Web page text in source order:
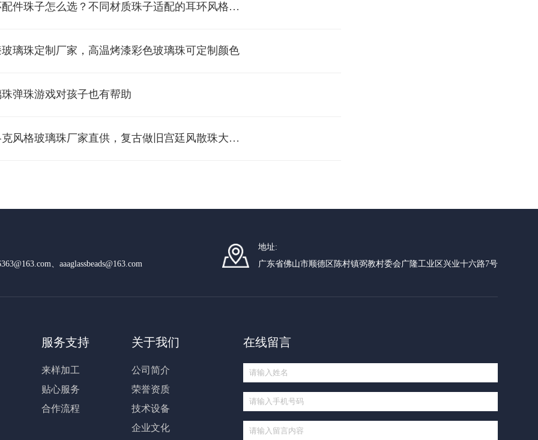
*耳环配件珠子怎么选？不同材质珠子适配的耳环风格解析
璃珠定制厂家，高温烤漆彩色玻璃珠可定制颜色
弹珠游戏对孩子也有帮助
*巴洛克风格玻璃珠厂家直供，复古做旧宫廷风散珠大批量现货
、aaaglassbeads@163.com
地址:
广东省佛山市顺德区陈村镇弼教村委会广隆工业区兴业十六路7号
服务支持
来样加工
贴心服务
合作流程
关于我们
公司简介
荣誉资质
技术设备
企业文化
在线留言